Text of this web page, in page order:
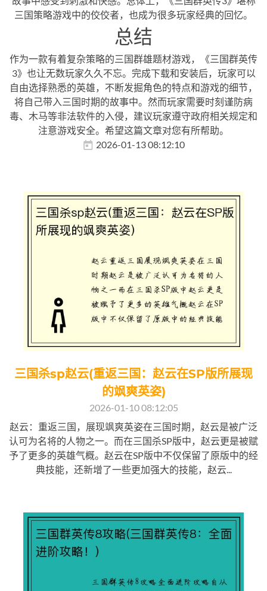
三国策略游戏中的佼佼者，也成为很多玩家经典的回忆。
总结
作为一款有着复杂策略的三国群雄题材游戏，《三国群英传
3》也让无数玩家久久不忘。完成下载和安装后，玩家可以
自由选择熟悉的英雄，不断发掘角色的特点和游戏的细节，
将自己带入三国时期的故事中。然而玩家需要时刻谨防病
毒、木马等非法软件的入侵，建议玩家遵守政府相关规定和
注意游戏安全。希望这篇文章对您有所帮助。
2026-01-13 08:12:10
三国杀sp赵云(重返三国：赵云在SP版所展现
的飒爽英姿)
2026-01-10 08:12:05
赵云：重返三国，展现飒爽英姿在三国时期，赵云是被广泛
认可为名将的人物之一。而在三国杀SP版中，赵云更是被赋
予了更多的英雄气概。赵云在SP版中不仅保留了原版中的经
典技能，还新增了一些更加强大的技能，赵云...